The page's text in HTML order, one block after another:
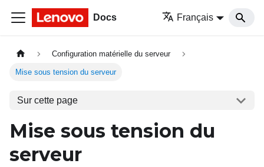
Docs Français
Configuration matérielle du serveur
Mise sous tension du serveur
Sur cette page
Mise sous tension du
serveur